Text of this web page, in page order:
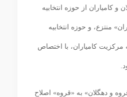
کامیاران از حوزه انتخابیه
منتزع، و حوزه انتخابیه
مرکزیت کامیاران، با اختصاص
و دهگلان» به «قروه» اصلاح